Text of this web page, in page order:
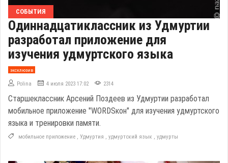
СОБЫТИЯ
Одиннадцатиклассник из Удмуртии
разработал приложение для
изучения удмуртского языка
эксклюзив
Polina 4 июля 2023 17:02 2314
Старшеклассник Арсений Поздеев из Удмуртии разработал
мобильное приложение "WORDSкон" для изучения удмуртского
языка и тренировки памяти.
мобильное приложение , Удмуртия , удмуртский язык , удмурты